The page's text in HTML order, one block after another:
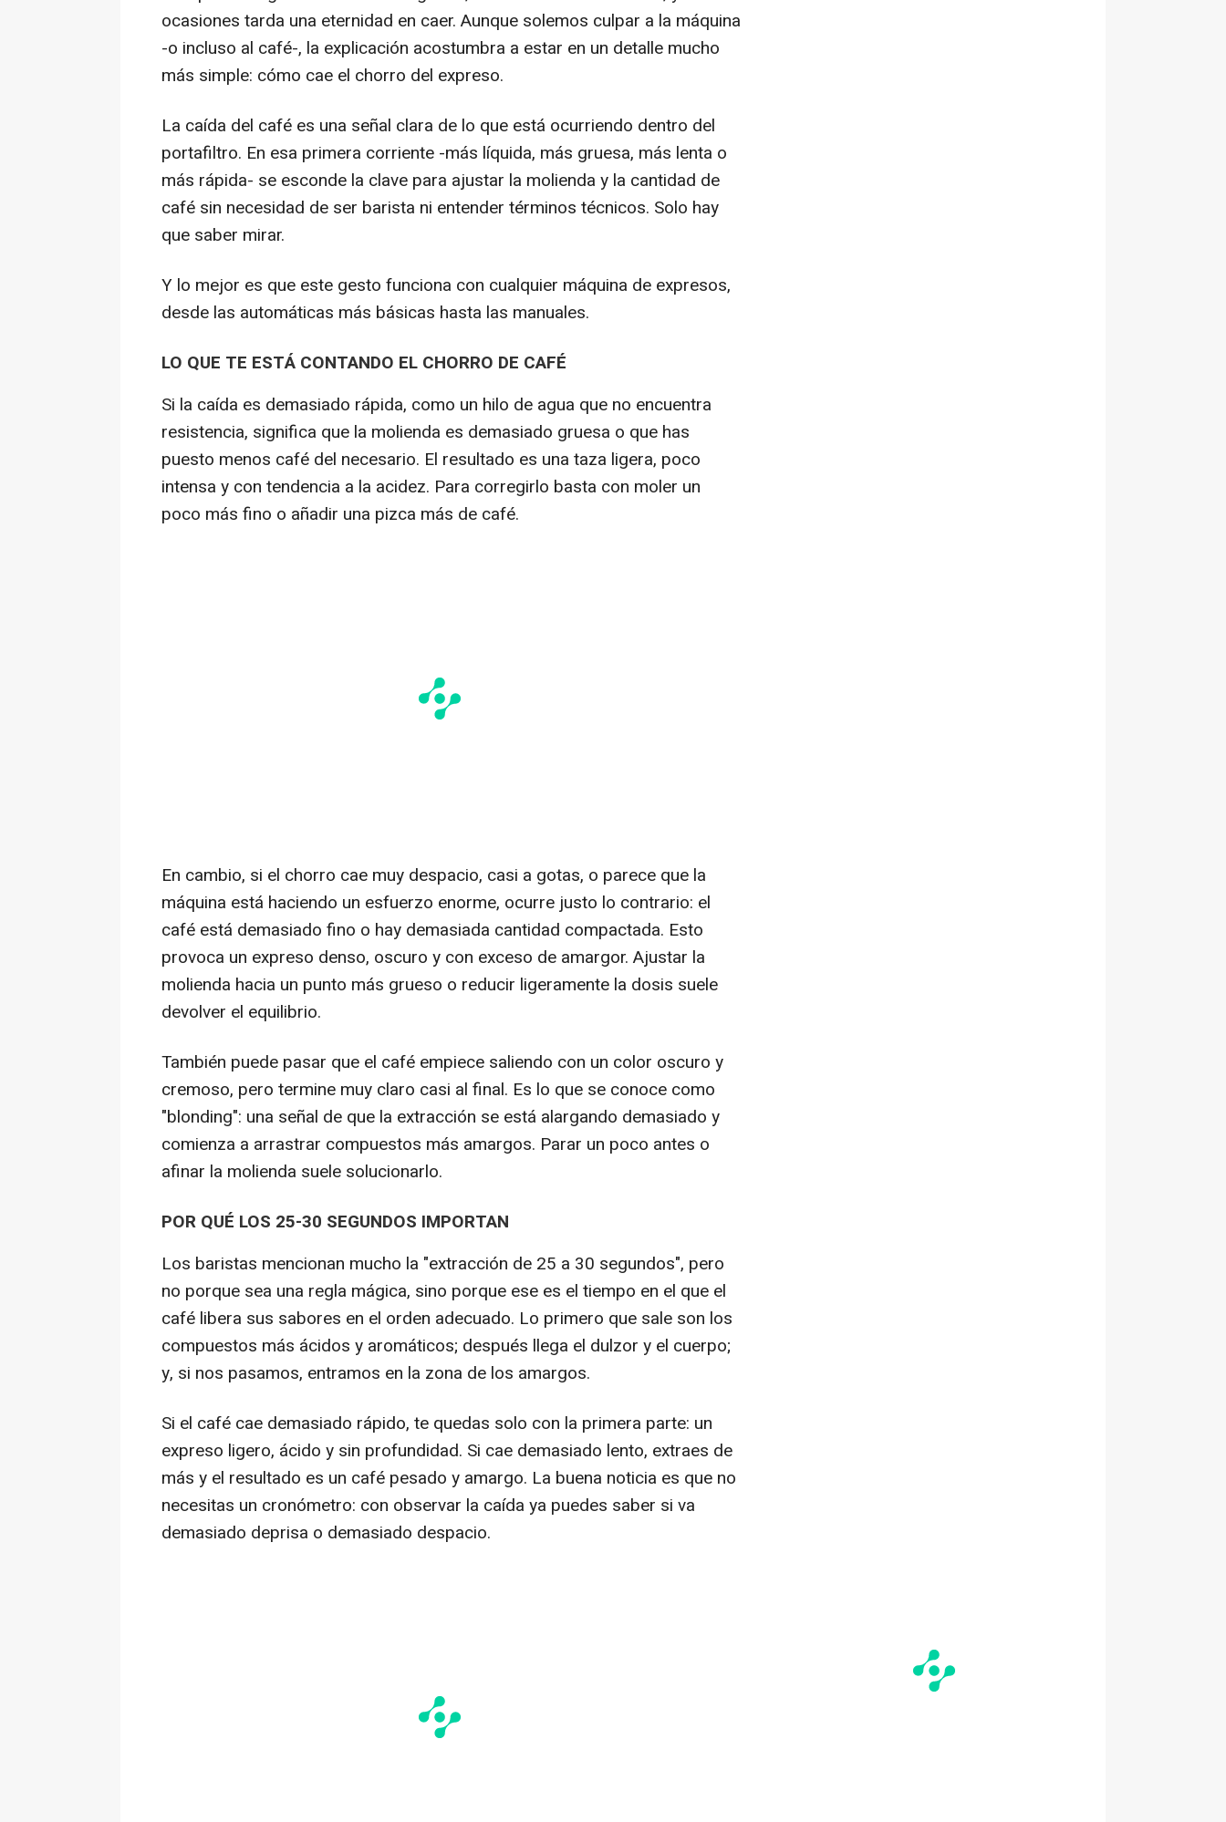
ocasiones tarda una eternidad en caer. Aunque solemos culpar a la máquina
-o incluso al café-, la explicación acostumbra a estar en un detalle mucho
más simple: cómo cae el chorro del expreso.
La caída del café es una señal clara de lo que está ocurriendo dentro del
portafiltro. En esa primera corriente -más líquida, más gruesa, más lenta o
más rápida- se esconde la clave para ajustar la molienda y la cantidad de
café sin necesidad de ser barista ni entender términos técnicos. Solo hay
que saber mirar.
Y lo mejor es que este gesto funciona con cualquier máquina de expresos,
desde las automáticas más básicas hasta las manuales.
LO QUE TE ESTÁ CONTANDO EL CHORRO DE CAFÉ
Si la caída es demasiado rápida, como un hilo de agua que no encuentra
resistencia, significa que la molienda es demasiado gruesa o que has
puesto menos café del necesario. El resultado es una taza ligera, poco
intensa y con tendencia a la acidez. Para corregirlo basta con moler un
poco más fino o añadir una pizca más de café.
En cambio, si el chorro cae muy despacio, casi a gotas, o parece que la
máquina está haciendo un esfuerzo enorme, ocurre justo lo contrario: el
café está demasiado fino o hay demasiada cantidad compactada. Esto
provoca un expreso denso, oscuro y con exceso de amargor. Ajustar la
molienda hacia un punto más grueso o reducir ligeramente la dosis suele
devolver el equilibrio.
También puede pasar que el café empiece saliendo con un color oscuro y
cremoso, pero termine muy claro casi al final. Es lo que se conoce como
"blonding": una señal de que la extracción se está alargando demasiado y
comienza a arrastrar compuestos más amargos. Parar un poco antes o
afinar la molienda suele solucionarlo.
POR QUÉ LOS 25-30 SEGUNDOS IMPORTAN
Los baristas mencionan mucho la "extracción de 25 a 30 segundos", pero
no porque sea una regla mágica, sino porque ese es el tiempo en el que el
café libera sus sabores en el orden adecuado. Lo primero que sale son los
compuestos más ácidos y aromáticos; después llega el dulzor y el cuerpo;
y, si nos pasamos, entramos en la zona de los amargos.
Si el café cae demasiado rápido, te quedas solo con la primera parte: un
expreso ligero, ácido y sin profundidad. Si cae demasiado lento, extraes de
más y el resultado es un café pesado y amargo. La buena noticia es que no
necesitas un cronómetro: con observar la caída ya puedes saber si va
demasiado deprisa o demasiado despacio.